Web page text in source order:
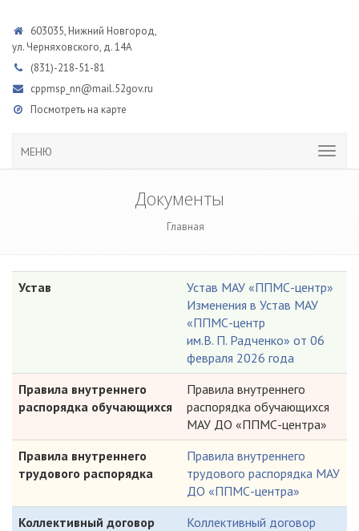
603035, Нижний Новгород,
ул. Черняховского, д. 14А
(831)-218-51-81
cppmsp_nn@mail.52gov.ru
Посмотреть на карте
МЕНЮ
Документы
Главная
Устав
Устав МАУ «ППМС-центр»
Изменения в Устав МАУ
«ППМС-центр
им.В. П. Радченко» от 06
февраля 2026 года
Правила внутреннего
распорядка обучающихся
Правила внутреннего
распорядка обучающихся
МАУ ДО «ППМС-центра»
Правила внутреннего
трудового распорядка
Правила внутреннего
трудового распорядка МАУ
ДО «ППМС-центра»
Коллективный договор
Коллективный договор